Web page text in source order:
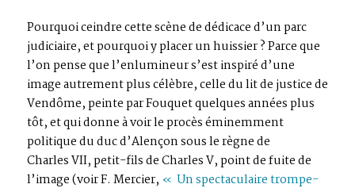
Pourquoi ceindre cette scène de dédicace d’un parc
judiciaire, et pourquoi y placer un huissier ? Parce que
l’on pense que l’enlumineur s’est inspiré d’une
image autrement plus célèbre, celle du lit de justice de
Vendôme, peinte par Fouquet quelques années plus
tôt, et qui donne à voir le procès éminemment
politique du duc d’Alençon sous le règne de
Charles VII, petit-fils de Charles V, point de fuite de
l’image (voir F. Mercier, « Un spectaculaire trompe-